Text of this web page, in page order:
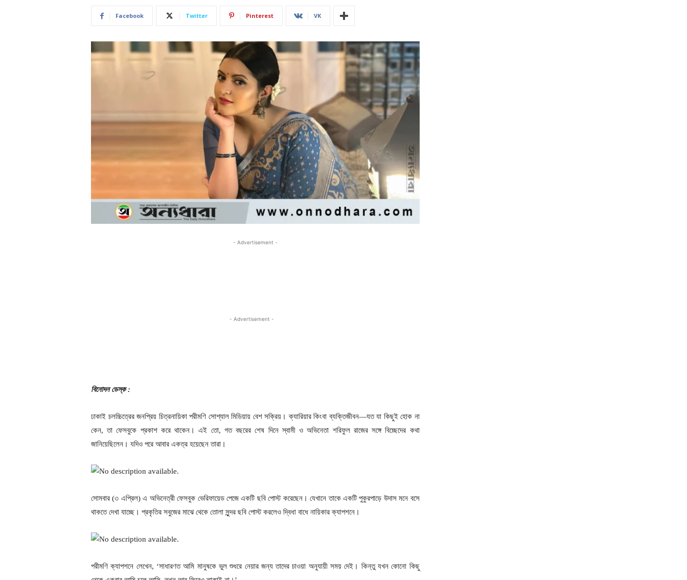
Facebook Twitter Pinterest VK
- Advertisement -
- Advertisement -
বিনোদন ডেস্ক :
ঢাকাই চলচ্চিত্রের জনপ্রিয় চিত্রনায়িকা পরীমণি সোশ্যাল মিডিয়ায় বেশ সক্রিয়। ক্যারিয়ার কিংবা ব্যক্তিজীবন—যত যা কিছুই হোক না
কেন, তা ফেসবুকে প্রকাশ করে থাকেন। এই তো, গত বছরের শেষ দিনে স্বামী ও অভিনেতা শরিফুল রাজের সঙ্গে বিচ্ছেদের কথা
জানিয়েছিলেন। যদিও পরে আবার একত্র হয়েছেন তারা।
সোমবার (৩ এপ্রিল) এ অভিনেত্রী ফেসবুক ভেরিফায়েড পেজে একটি ছবি পোস্ট করেছেন। যেখানে তাকে একটি পুকুরপাড়ে উদাস মনে বসে
থাকতে দেখা যাচ্ছে। প্রকৃতির সবুজের মাঝে থেকে তোলা সুন্দর ছবি পোস্ট করলেও দ্বিধা বাধে নায়িকার ক্যাপশনে।
পরীমণি ক্যাপশনে লেখেন, ‘সাধারণত আমি মানুষকে ভুল শুধরে নেয়ার জন্য তাদের চাওয়া অনুযায়ী সময় দেই। কিন্তু যখন কোনো কিছু